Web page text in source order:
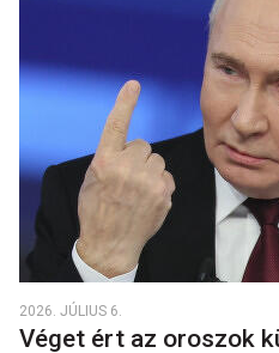
2026. JÚLIUS 6.
Véget ért az oroszok